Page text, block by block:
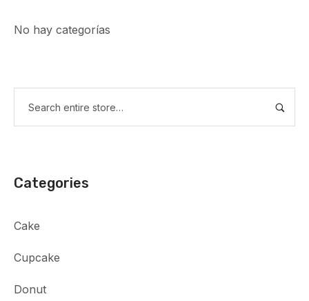
No hay categorías
Categories
Cake
Cupcake
Donut